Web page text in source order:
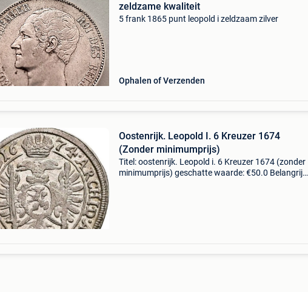
zeldzame kwaliteit
5 frank 1865 punt leopold i zeldzaam zilver
Ophalen of Verzenden
Oostenrijk. Leopold I. 6 Kreuzer 1674
(Zonder minimumprijs)
Titel: oostenrijk. Leopold i. 6 Kreuzer 1674 (zonder
minimumprijs) geschatte waarde: €50.0 Belangrijk: